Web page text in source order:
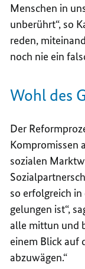
Menschen in
unberührt“, so
reden,
noch nie ein
Wohl des
Der
Kompromissen
sozialen
so erfolgreich in
gelungen ist“,
alle mittun und
einem Blick auf
abzuwägen.“